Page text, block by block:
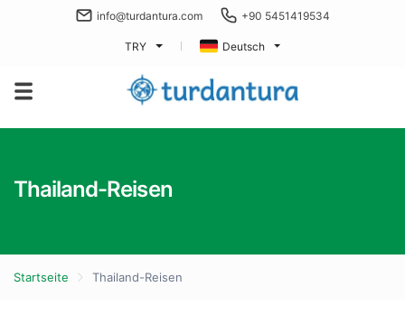
info@turdantura.com +90 5451419534
TRY Deutsch
Thailand-Reisen
Startseite Thailand-Reisen